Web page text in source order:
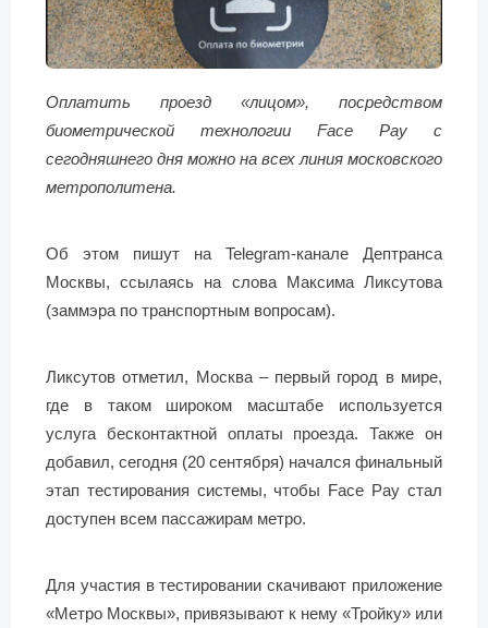
Оплатить проезд «лицом», посредством
биометрической технологии Face Pay с
сегодняшнего дня можно на всех линия московского
метрополитена.
Об этом пишут на Telegram-канале Дептранса
Москвы, ссылаясь на слова Максима Ликсутова
(заммэра по транспортным вопросам).
Ликсутов отметил, Москва – первый город в мире,
где в таком широком масштабе используется
услуга бесконтактной оплаты проезда. Также он
добавил, сегодня (20 сентября) начался финальный
этап тестирования системы, чтобы Face Pay стал
доступен всем пассажирам метро.
Для участия в тестировании скачивают приложение
«Метро Москвы», привязывают к нему «Тройку» или